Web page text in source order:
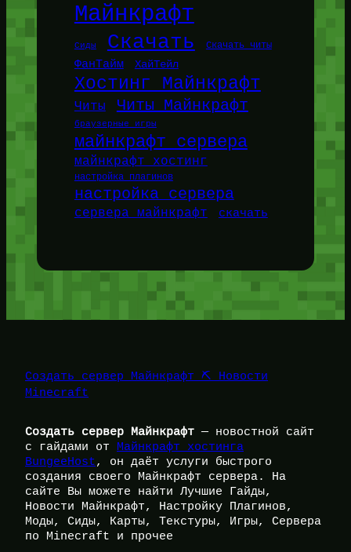
Майнкрафт
Сиды Скачать Скачать читы
ФанТайм ХайТейл
Хостинг Майнкрафт
Читы Читы Майнкрафт
браузерные игры
майнкрафт сервера
майнкрафт хостинг
настройка плагинов
настройка сервера
сервера майнкрафт скачать
Создать сервер Майнкрафт ⛏️ Новости
Minecraft
Создать сервер Майнкрафт — новостной сайт
с гайдами от
Майнкрафт хостинга
BungeeHost, он даёт услуги быстрого
создания своего Майнкрафт сервера. На
сайте Вы можете найти Лучшие Гайды,
Новости Майнкрафт, Настройку Плагинов,
Моды, Сиды, Карты, Текстуры, Игры, Сервера
по Minecraft и прочее